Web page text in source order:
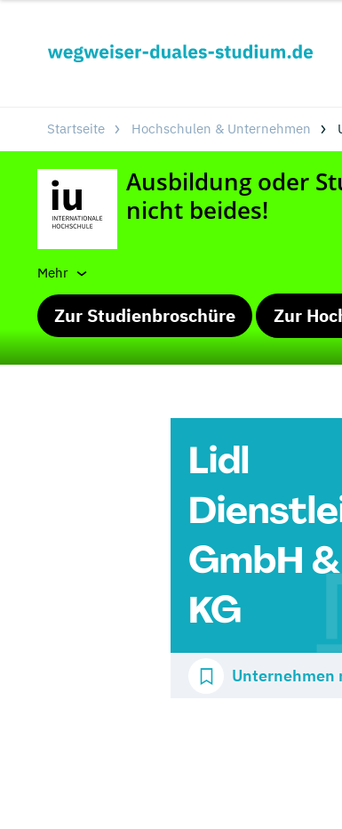
Startseite Hochschulen & Unternehmen
Mehr
Zur Studienbroschüre Zur
Lidl
GmbH
KG
Unternehmen